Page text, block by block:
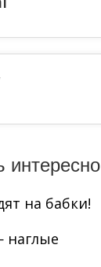
на бабки!
наглые